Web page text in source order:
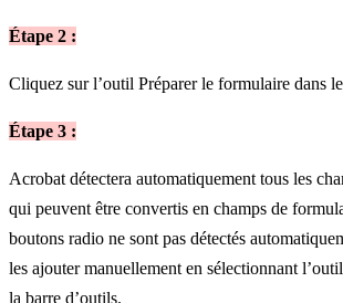
Étape 2 :
Cliquez sur l’outil Préparer le formulaire dans
Étape 3 :
Acrobat détectera automatiquement tous les
qui peuvent être convertis en champs de
boutons radio ne sont pas détectés
les ajouter manuellement en sélectionnant
la barre d’outils.